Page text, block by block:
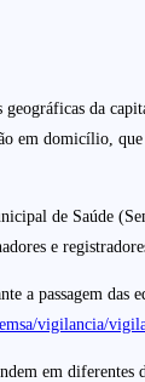
da
em domicílio,
de Saúde
e
passagem
vigilancia/
em